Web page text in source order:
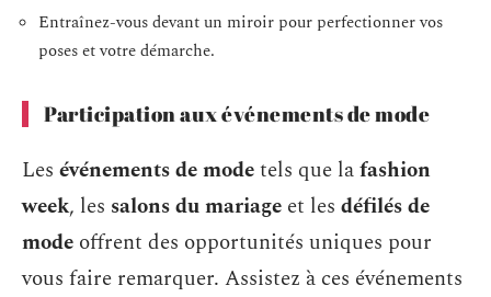
Entraînez-vous devant un miroir pour perfectionner vos
poses et votre démarche.
Participation aux événements de mode
Les événements de modetels que lafashion
week, les salons du mariage et les défilés de
mode offrent des opportunités uniques pour
vous faire remarquer. Assistez à ces événements